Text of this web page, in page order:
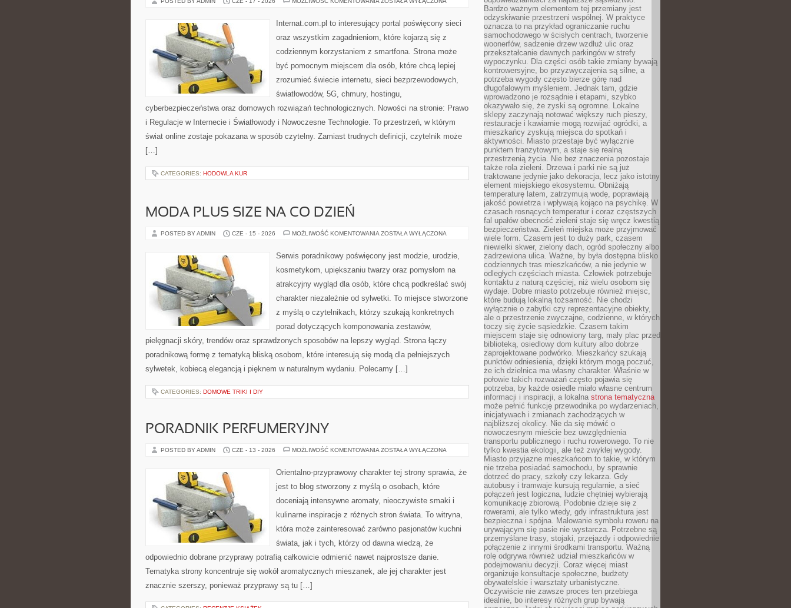
INTERNECIE
Internat.com.pl to interesujący portal poświęcony sieci
oraz wszystkim zagadnieniom, które kojarzą się z
codziennym korzystaniem z smartfona. Strona może
być pomocnym miejscem dla osób, które chcą lepiej
zrozumieć świecie internetu, sieci bezprzewodowych,
światłowodów, 5G, chmury, hostingu,
cyberbezpieczeństwa oraz domowych rozwiązań technologicznych. Nowości na stronie: Prawo
i Regulacje w Internecie i Światłowody i Nowoczesne Technologie. To przestrzeń, w którym
świat online zostaje pokazana w sposób czytelny. Zamiast trudnych definicji, czytelnik może
[…]
CATEGORIES: HODOWLA KUR
MODA PLUS SIZE NA CO DZIEŃ
POSTED BY ADMIN CZE - 15 - 2026 MOŻLIWOŚĆ KOMENTOWANIA MODA
CO
ZOSTAŁA WYŁĄCZONA
Serwis poradnikowy poświęcony jest modzie, urodzie,
kosmetykom, upiększaniu twarzy oraz pomysłom na
atrakcyjny wygląd dla osób, które chcą podkreślać swój
charakter niezależnie od sylwetki. To miejsce stworzone
z myślą o czytelnikach, którzy szukają konkretnych
porad dotyczących komponowania zestawów,
pielęgnacji skóry, trendów oraz sprawdzonych sposobów na lepszy wygląd. Strona łączy
poradnikową formę z tematyką bliską osobom, które interesują się modą dla pełniejszych
sylwetek, kobiecą elegancją i pięknem w naturalnym wydaniu. Polecamy […]
CATEGORIES: DOMOWE TRIKI I DIY
PORADNIK PERFUMERYJNY
POSTED BY ADMIN CZE - 13 - 2026 MOŻLIWOŚĆ KOMENTOWANIA PORADNIK
ZOSTAŁA WYŁĄCZONA
Orientalno-przyprawowy charakter tej strony sprawia, że
jest to blog stworzony z myślą o osobach, które
doceniają intensywne aromaty, nieoczywiste smaki i
kulinarne inspiracje z różnych stron świata. To witryna,
która może zainteresować zarówno pasjonatów kuchni
świata, jak i tych, którzy od dawna wiedzą, że
odpowiednio dobrane przyprawy potrafią całkowicie odmienić nawet najprostsze danie.
Tematyka strony koncentruje się wokół aromatycznych mieszanek, ale jej charakter jest
znacznie szerszy, ponieważ przyprawy są tu […]
Bardzo ważnym elementem tej przemiany jest
odzyskiwanie przestrzeni wspólnej. W praktyce
oznacza to na przykład ograniczanie ruchu
samochodowego w ścisłych centrach, tworzenie
woonerfów, sadzenie drzew wzdłuż ulic oraz
przekształcanie dawnych parkingów w strefy
wypoczynku. Dla części osób takie zmiany bywają
kontrowersyjne, bo przyzwyczajenia są silne, a
potrzeba wygody często bierze górę nad
długofalowym myśleniem. Jednak tam, gdzie
wprowadzono je rozsądnie i etapami, szybko
okazywało się, że zyski są ogromne. Lokalne
sklepy zaczynają notować większy ruch pieszy,
restauracje i kawiarnie mogą rozwijać ogródki, a
mieszkańcy zyskują miejsca do spotkań i
aktywności. Miasto przestaje być wyłącznie
punktem tranzytowym, a staje się realną
przestrzenią życia. Nie bez znaczenia pozostaje
także rola zieleni. Drzewa i parki nie są już
traktowane jedynie jako dekoracja, lecz jako istotny
element miejskiego ekosystemu. Obniżają
temperaturę latem, zatrzymują wodę, poprawiają
jakość powietrza i wpływają kojąco na psychikę. W
czasach rosnących temperatur i coraz częstszych
fal upałów obecność zieleni staje się wręcz kwestią
bezpieczeństwa. Zieleń miejska może przyjmować
wiele form. Czasem jest to duży park, czasem
niewielki skwer, zielony dach, ogród społeczny albo
zadrzewiona ulica. Ważne, by była dostępna blisko
codziennych tras mieszkańców, a nie jedynie w
odległych częściach miasta. Człowiek potrzebuje
kontaktu z naturą częściej, niż wielu osobom się
wydaje. Dobre miasto potrzebuje również miejsc,
które budują lokalną tożsamość. Nie chodzi
wyłącznie o zabytki czy reprezentacyjne obiekty,
ale o przestrzenie zwyczajne, codzienne, w których
toczy się życie sąsiedzkie. Czasem takim
miejscem staje się odnowiony targ, mały plac przed
biblioteką, osiedlowy dom kultury albo dobrze
zaprojektowane podwórko. Mieszkańcy szukają
punktów odniesienia, dzięki którym mogą poczuć,
że ich dzielnica ma własny charakter. Właśnie w
połowie takich rozważań często pojawia się
potrzeba, by każde osiedle miało własne centrum
informacji i inspiracji, a lokalna strona tematyczna
może pełnić funkcję przewodnika po wydarzeniach,
inicjatywach i zmianach zachodzących w
najbliższej okolicy. Nie da się mówić o
nowoczesnym mieście bez uwzględnienia
transportu publicznego i ruchu rowerowego. To nie
tylko kwestia ekologii, ale też zwykłej wygody.
Miasto przyjazne mieszkańcom to takie, w którym
nie trzeba posiadać samochodu, by sprawnie
dotrzeć do pracy, szkoły czy lekarza. Gdy
autobusy i tramwaje kursują regularnie, a sieć
połączeń jest logiczna, ludzie chętniej wybierają
komunikację zbiorową. Podobnie dzieje się z
rowerami, ale tylko wtedy, gdy infrastruktura jest
bezpieczna i spójna. Malowanie symbolu roweru na
urywającym się pasie nie wystarcza. Potrzebne są
przemyślane trasy, stojaki, przejazdy i odpowiednie
połączenie z innymi środkami transportu. Ważną
rolę odgrywa również udział mieszkańców w
podejmowaniu decyzji. Coraz więcej miast
organizuje konsultacje społeczne, budżety
obywatelskie i warsztaty urbanistyczne.
Oczywiście nie zawsze proces ten przebiega
idealnie, bo interesy różnych grup bywają